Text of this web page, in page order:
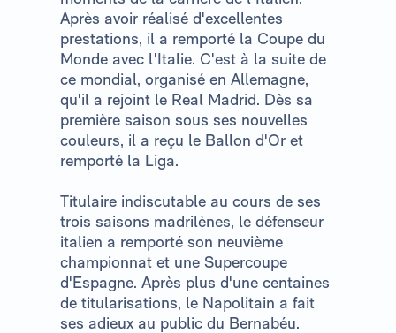
Après avoir réalisé d'excellentes
prestations, il a remporté la Coupe du
Monde avec l'Italie. C'est à la suite de
ce mondial, organisé en Allemagne,
qu'il a rejoint le Real Madrid. Dès sa
première saison sous ses nouvelles
couleurs, il a reçu le Ballon d'Or et
remporté la Liga.
Titulaire indiscutable au cours de ses
trois saisons madrilènes, le défenseur
italien a remporté son neuvième
championnat et une Supercoupe
d'Espagne. Après plus d'une centaines
de titularisations, le Napolitain a fait
ses adieux au public du Bernabéu.